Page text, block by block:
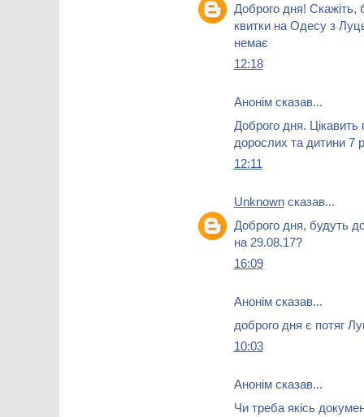
Доброго дня! Скажіть,
квитки на Одесу з
немає
12:18
Анонім сказав...
Доброго дня.
дорослих та дитини 7
12:11
Unknownсказав...
Доброго дня, будуть
на 29.08.17?
16:09
Анонім сказав...
доброго дня є потяг
10:03
Анонім сказав...
Чи треба якісь